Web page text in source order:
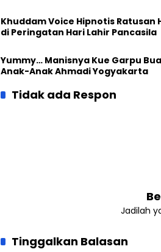
Khuddam Voice Hipnotis Ratusan
di Peringatan Hari Lahir Pancasila
Yummy… Manisnya Kue Garpu
Anak-Anak Ahmadi Yogyakarta
Tidak ada Respon
Jadilah
Tinggalkan Balasan